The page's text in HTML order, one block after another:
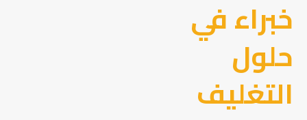
خبراء في
حلول
التغليف